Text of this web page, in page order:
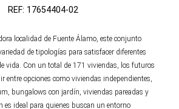
REF: 17654404-02
localidad de Fuente Álamo, este conjunto
de tipologías para satisfacer diferentes
vida. Con un total de 171 viviendas, los futuros
entre opciones como viviendas independientes,
bungalows con jardín, viviendas pareadas y
es ideal para quienes buscan un entorno